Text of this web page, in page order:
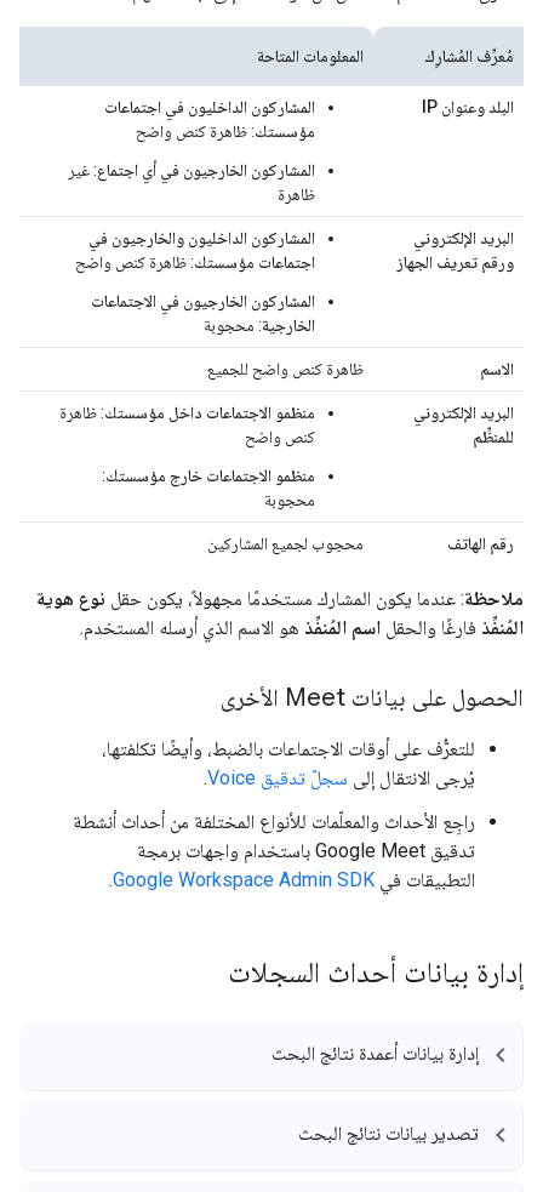
مُعرِّف المُشارِك المعلومات المتاحة
البلد وعنوان IP
المشاركون الداخليون في اجتماعات
مؤسستك: ظاهرة كنص واضح
المشاركون الخارجيون في أي اجتماع: غير
ظاهرة
البريد الإلكتروني
ورقم تعريف الجهاز
المشاركون الداخليون والخارجيون في
اجتماعات مؤسستك: ظاهرة كنص واضح
المشاركون الخارجيون في الاجتماعات
الخارجية: محجوبة
الاسم ظاهرة كنص واضح للجميع
البريد الإلكتروني
للمنظِّم
منظمو الاجتماعات داخل مؤسستك: ظاهرة
كنص واضح
منظمو الاجتماعات خارج مؤسستك:
محجوبة
رقم الهاتف محجوب لجميع المشاركين
ملاحظة: عندما يكون المشارك مستخدمًا مجهولاً، يكون حقل نوع هوية
المُنفِّذ فارغًا والحقل اسم المُنفِّذ هو الاسم الذي أرسله المستخدم.
الحصول على بيانات Meet الأخرى
للتعرُّف على أوقات الاجتماعات بالضبط، وأيضًا تكلفتها،
يُرجى الانتقال إلى سجلّ تدقيق Voice
.
راجِع الأحداث والمعلّمات للأنواع المختلفة من أحداث أنشطة
تدقيق Google Meet باستخدام واجهات برمجة
التطبيقات في Google Workspace Admin SDK
.
إدارة بيانات أحداث السجلات
إدارة بيانات أعمدة نتائج البحث
تصدير بيانات نتائج البحث